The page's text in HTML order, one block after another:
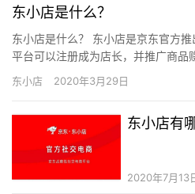
东小店是什么？
东小店是什么？ 东小店是京东官方
平台可以注册成为店长，并推广商品
小程序，用户所有的购物行为都跳到
东小店 2020年3月29日
东小店有
2020年7月13